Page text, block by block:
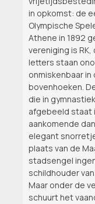
in opkomst: de
Olympische
Athene in 1892
vereniging is
letters staan
onmiskenbaar in
bovenhoeken.
die in
afgebeeld staat
aankomende
elegant
plaats van de
stadsengel
schildhouder
Maar onder de
schuurt het